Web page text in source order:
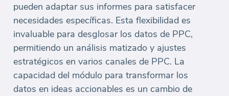
pueden adaptar sus informes para satisfacer
necesidades específicas. Esta flexibilidad es
invaluable para desglosar los datos de PPC,
permitiendo un análisis matizado y ajustes
estratégicos en varios canales de PPC. La
capacidad del módulo para transformar los
datos en ideas accionables es un cambio de